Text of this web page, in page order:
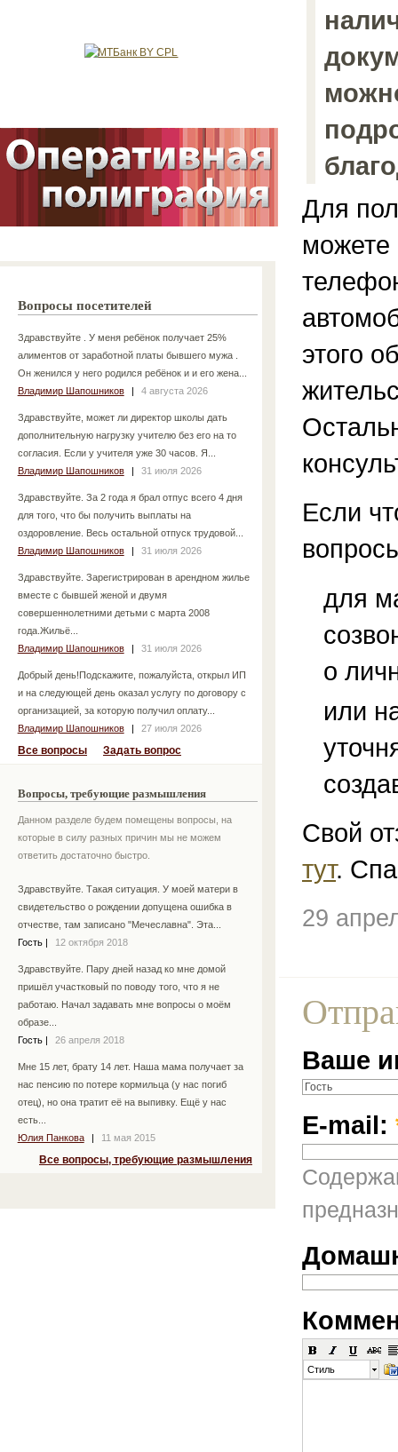
Вопросы посетителей
Здравствуйте . У меня ребёнок получает 25%
алиментов от заработной платы бывшего мужа .
Он женился у него родился ребёнок и и его жена...
Владимир Шапошников
| 4 августа 2026
Здравствуйте, может ли директор школы дать
дополнительную нагрузку учителю без его на то
согласия. Если у учителя уже 30 часов. Я...
Владимир Шапошников
| 31 июля 2026
Здравствуйте. За 2 года я брал отпус всего 4 дня
для того, что бы получить выплаты на
оздоровление. Весь остальной отпуск трудовой...
Владимир Шапошников
| 31 июля 2026
Здравствуйте. Зарегистрирован в арендном жилье
вместе с бывшей женой и двумя
совершеннолетними детьми с марта 2008
года.Жильё...
Владимир Шапошников
| 31 июля 2026
Добрый день!Подскажите, пожалуйста, открыл ИП
и на следующей день оказал услугу по договору с
организацией, за которую получил оплату...
Владимир Шапошников
| 27 июля 2026
Все вопросы Задать вопрос
Вопросы, требующие размышления
Данном разделе будем помещены вопросы, на
которые в силу разных причин мы не можем
ответить достаточно быстро.
Здравствуйте. Такая ситуация. У моей матери в
свидетельство о рождении допущена ошибка в
отчестве, там записано "Мечеславна". Эта...
Гость | 12 октября 2018
Здравствуйте. Пару дней назад ко мне домой
пришёл участковый по поводу того, что я не
работаю. Начал задавать мне вопросы о моём
образе...
Гость | 26 апреля 2018
Мне 15 лет, брату 14 лет. Наша мама получает за
нас пенсию по потере кормильца (у нас погиб
отец), но она тратит её на выпивку. Ещё у нас
есть...
Юлия Панкова
| 11 мая 2015
Все вопросы, требующие размышления
Для
можете
этого
Если
для
о
или
Свой
тут.
29
Ваше
E-mail:
Стиль